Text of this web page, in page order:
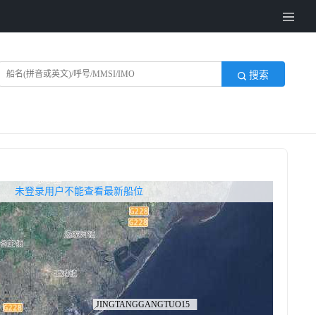
搜索
未登录用户不能查看最新船位
无权查看最新船位，请联系开通